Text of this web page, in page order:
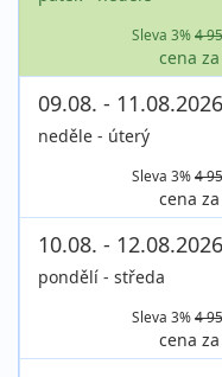
Sleva 3%4
cena
09.08. - 11.08.2026
neděle - úterý
Sleva 3%4
cena
10.08. - 12.08.2026
pondělí - středa
Sleva 3%4
cena